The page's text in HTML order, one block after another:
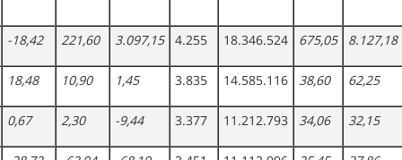
-18,42 221,60 3.097,15 4.255 18.346.524 675,05 8.127,18
18,48 10,90 1,45 3.835 14.585.116 38,60 62,25
0,67 2,30 -9,44 3.377 11.212.793 34,06 32,15